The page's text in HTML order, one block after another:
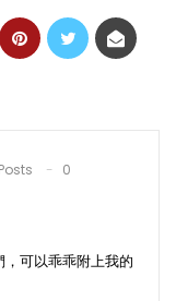
0
可以乖乖附上我的